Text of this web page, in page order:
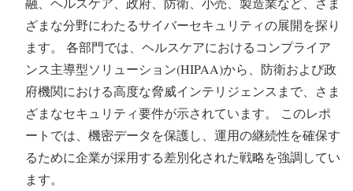
ざまな分野にわたるサイバーセキュリティの展開を探り
ます。 各部門では、ヘルスケアにおけるコンプライア
ンス主導型ソリューション(HIPAA)から、防衛および政
府機関における高度な脅威インテリジェンスまで、さま
ざまなセキュリティ要件が示されています。 このレポ
ートでは、機密データを保護し、運用の継続性を確保す
るために企業が採用する差別化された戦略を強調してい
ます。